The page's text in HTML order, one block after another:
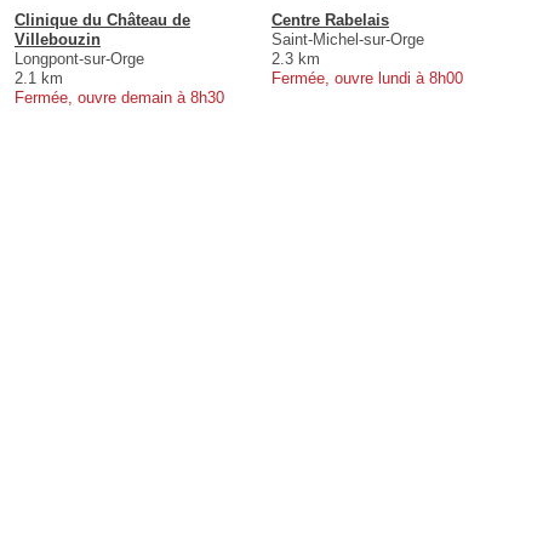
Clinique du Château de
Villebouzin
Longpont-sur-Orge
2.1 km
Fermée, ouvre demain à 8h30
Centre Rabelais
Saint-Michel-sur-Orge
2.3 km
Fermée, ouvre lundi à 8h00